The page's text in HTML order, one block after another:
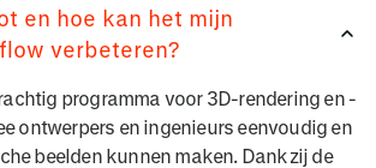
en hoe kan het mijn
verbeteren?
programma voor 3D-rendering en -
ontwerpers en ingenieurs eenvoudig en
beelden kunnen maken. Dankzij de